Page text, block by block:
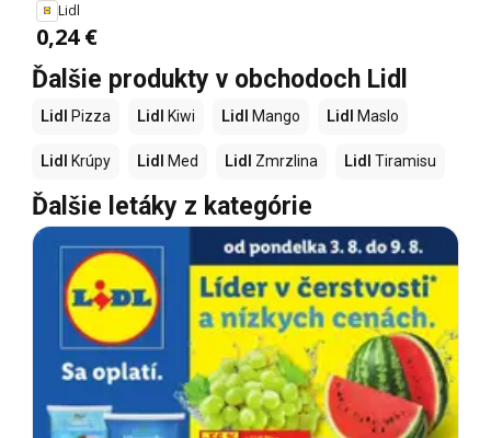
Lidl
0,24 €
Ďalšie produkty v obchodoch Lidl
Lidl Pizza Lidl Kiwi Lidl Mango Lidl Maslo
Lidl Krúpy Lidl Med Lidl Zmrzlina Lidl Tiramisu
Ďalšie letáky z kategórie